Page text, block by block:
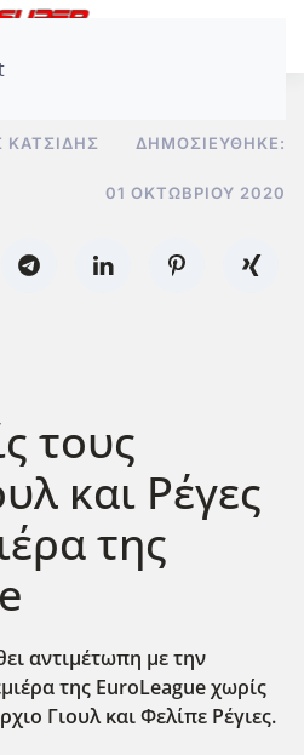
ΚΑΤΣΊΔΗΣ ΔΗΜΟΣΙΕΎΘΗΚΕ:
01 ΟΚΤΩΒΡΊΟΥ 2020
τους
και Ρέγες
της
αντιμέτωπη με την
της EuroLeague χωρίς
Γιουλ και Φελίπε Ρέγιες.